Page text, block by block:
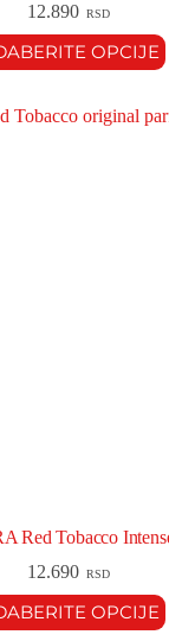
12.890 RSD
OPCIJE
Red Tobacco
12.690 RSD
OPCIJE